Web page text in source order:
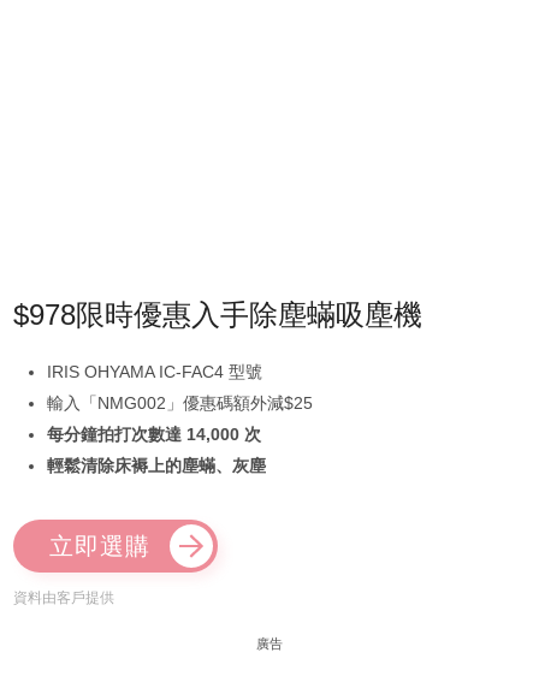
$978限時優惠入手除塵蟎吸塵機
IRIS OHYAMA IC-FAC4 型號
輸入「NMG002」優惠碼額外減$25
每分鐘拍打次數達 14,000 次
輕鬆清除床褥上的塵蟎、灰塵
立即選購
資料由客戶提供
廣告